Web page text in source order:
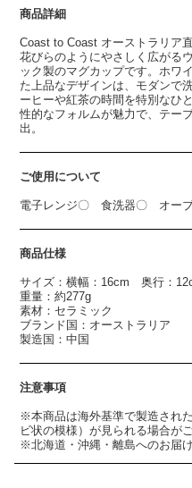
商品詳細
Coast to Coast オーストラリア直
花びらのようにやさしく広がる
ック製のマグカップです。ホワ
た上品なデザインは、モダンで
ーヒーや紅茶の時間を特別なひ
性的なフォルムが魅力で、テー
出。
ご使用について
電子レンジ〇 食洗器〇 オー
商品仕様
サイズ：横幅：16cm 奥行：
重量：約277g
素材：セラミック
ブランド国：オーストラリア
製造国：中国
注意事項
※本商品は海外基準で製造され
ビ状の模様）が見られる場合が
※北海道・沖縄・離島へのお届